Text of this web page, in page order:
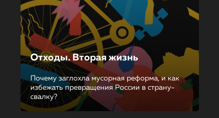
Отходы. Вторая жизнь
Почему заглохла мусорная реформа, и как
избежать превращения России в страну-
свалку?